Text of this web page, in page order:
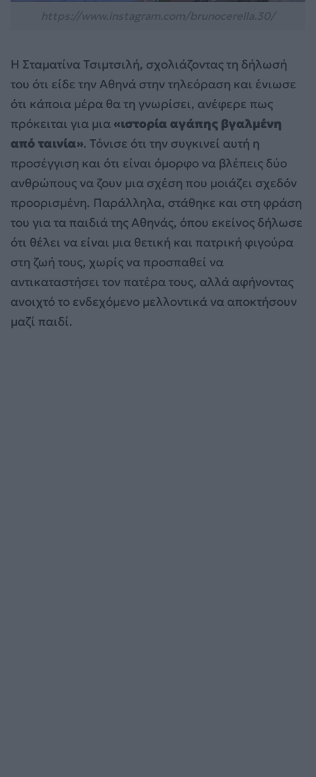
Η Σταματίνα Τσιμτσιλή, σχολιάζοντας τη δήλωσή
του ότι είδε την Αθηνά στην τηλεόραση και ένιωσε
ότι κάποια μέρα θα τη γνωρίσει, ανέφερε πως
πρόκειται για μια«ιστορία αγάπης βγαλμένη
από ταινία». Τόνισε ότι την συγκινεί αυτή η
προσέγγιση και ότι είναι όμορφο να βλέπεις δύο
ανθρώπους να ζουν μια σχέση που μοιάζει σχεδόν
προορισμένη. Παράλληλα, στάθηκε και στη φράση
του για τα παιδιά της Αθηνάς, όπου εκείνος δήλωσε
ότι θέλει να είναι μια θετική και πατρική φιγούρα
στη ζωή τους, χωρίς να προσπαθεί να
αντικαταστήσει τον πατέρα τους, αλλά αφήνοντας
ανοιχτό το ενδεχόμενο μελλοντικά να αποκτήσουν
μαζί παιδί.